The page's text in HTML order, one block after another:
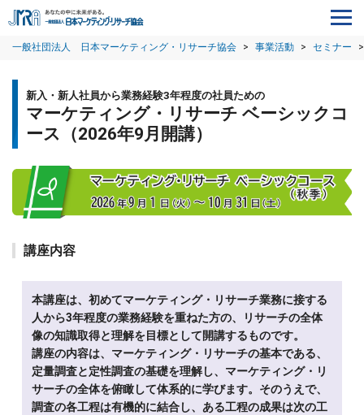
一般社団法人 日本マーケティング・リサーチ協会 > 事業活動 > セミナー >
新入・新人社員から業務経験3年程度の社員ための
マーケティング・リサーチ ベーシックコ
ース（2026年9月開講）
講座内容
本講座は、初めてマーケティング・リサーチ業務に接する
人から3年程度の業務経験を重ねた方の、リサーチの全体
像の知識取得と理解を目標として開講するものです。
講座の内容は、マーケティング・リサーチの基本である、
定量調査と定性調査の基礎を理解し、マーケティング・リ
サーチの全体を俯瞰して体系的に学びます。そのうえで、
調査の各工程は有機的に結合し、ある工程の成果は次の工